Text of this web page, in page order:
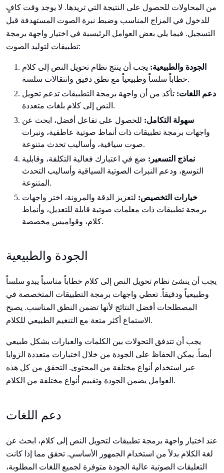
من المحاولات للحصول على النتيجة التي تريدها. لا يوجد وقت كافٍ
للدخول في المزاج المناسب وضبط نبرة الصوت المستهدفة قبل
التسجيل. فيما يلي بعض العوامل الرئيسية في اختيار واجهة برمجة
تطبيقات لتوليد الصوت:
الجودة والطبيعية: يجب أن ينتج نظام تحويل النص إلى كلام
خطاباً سلساً وطبيعياً مع نطق دقيق وانتقالات سلسة.
دعم اللغات: تأكد من أن واجهة برمجة التطبيقات تدعم تحويل
النص إلى كلام بلغات متعددة.
سهولة التكامل: للحصول على تفاعل أفضل، ابحث عن
واجهات برمجة تطبيقات ذات أنماط صوتية عاطفية، ونبرات
صوت سياقية، وأساليب تحدث متنوعة.
نماذج التسعير: ضع في اعتبارك فعالية التكلفة، وقابلية
التوسع، ودعم النبرات الصوتية السياقية وأساليب التحدث
المتنوعة.
خيارات التخصيص: لتعزيز الدقة والمرونة، اختر واجهات
برمجة تطبيقات ذات معلمات صوتية قابلة للتعديل، وأنماط
كلام، وقواميس مخصصة.
الجودة والطبيعية
يجب أن ينشئ نظام تحويل النص إلى كلام خطاباً مناسباً يبدو سلساً
وطبيعياً ودقيقاً. تعطي واجهات برمجة التطبيقات المتخصصة في
المصطلحات أفضل النتائج لأنها تضمن النطق المناسب. يصبح
الاستماع أكثر متعة مع التنغيم الطبيعي للكلام.
يجب أن تتدفق التحولات بين الكلمات والعبارات بشكل طبيعي
أيضاً. يمكن الحفاظ على الجودة من خلال اختبارات متعددة الزوايا
عبر استخدام أنواع مختلفة من المحتوى. التحقق من كل هذه
العوامل يضمن الجودة وتقييم أنواع مختلفة من الكلام.
دعم اللغات
عند اختيار واجهة برمجة تطبيقات لتحويل النص إلى كلام، ابحث عن
لغة الكلام بدلاً من استخدام الجمهور الأساسي. تحقق مما إذا كانت
التعليقات الصوتية عالية الجودة متوفرة لجميع اللغات المطلوبة،